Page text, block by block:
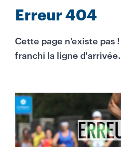
Erreur 404
Cette page n'existe pas
franchi la ligne d'arrivée.